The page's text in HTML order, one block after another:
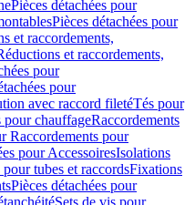
Pièces détachées pour
Pièces détachées pour
et raccordements,
et raccordements,
pour
pour
avec raccord filetéTés pour
pour chauffageRaccordements
Raccordements pour
pour AccessoiresIsolations
tubes et raccordsFixations
Pièces détachées pour
Sets de vis pour